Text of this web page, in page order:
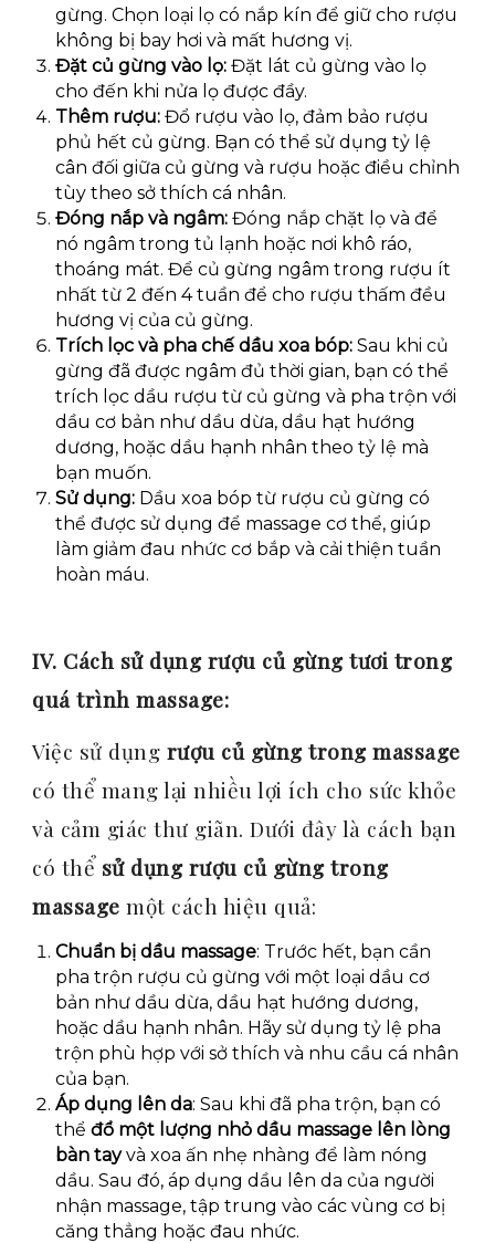
gừng. Chọn loại lọ có nắp kín để giữ cho rượu
không bị bay hơi và mất hương vị.
Đặt củ gừng vào lọ:Đặt lát củ gừng vào lọ
cho đến khi nửa lọ được đầy.
Thêm rượu:Đổ rượu vào lọ, đảm bảo rượu
phủ hết củ gừng. Bạn có thể sử dụng tỷ lệ
cân đối giữa củ gừng và rượu hoặc điều chỉnh
tùy theo sở thích cá nhân.
Đóng nắp và ngâm:Đóng nắp chặt lọ và để
nó ngâm trong tủ lạnh hoặc nơi khô ráo,
thoáng mát. Để củ gừng ngâm trong rượu ít
nhất từ 2 đến 4 tuần để cho rượu thấm đều
hương vị của củ gừng.
Trích lọc và pha chế dầu xoa bóp:Sau khi củ
gừng đã được ngâm đủ thời gian, bạn có thể
trích lọc dầu rượu từ củ gừng và pha trộn với
dầu cơ bản như dầu dừa, dầu hạt hướng
dương, hoặc dầu hạnh nhân theo tỷ lệ mà
bạn muốn.
Sử dụng:Dầu xoa bóp từ rượu củ gừng có
thể được sử dụng để massage cơ thể, giúp
làm giảm đau nhức cơ bắp và cải thiện tuần
hoàn máu.
IV. Cách sử dụng rượu củ gừng tươi trong
quá trình massage:
Việc sử dụng rượu củ gừng trong massage
có thể mang lại nhiều lợi ích cho sức khỏe
và cảm giác thư giãn. Dưới đây là cách bạn
có thể sử dụng rượu củ gừng trong
massage một cách hiệu quả:
Chuẩn bị dầu massage: Trước hết, bạn cần
pha trộn rượu củ gừng với một loại dầu cơ
bản như dầu dừa, dầu hạt hướng dương,
hoặc dầu hạnh nhân. Hãy sử dụng tỷ lệ pha
trộn phù hợp với sở thích và nhu cầu cá nhân
của bạn.
Áp dụng lên da: Sau khi đã pha trộn, bạn có
thể đổ một lượng nhỏ dầu massage lên lòng
bàn tayvà xoa ấn nhẹ nhàng để làm nóng
dầu. Sau đó, áp dụng dầu lên da của người
nhận massage, tập trung vào các vùng cơ bị
căng thẳng hoặc đau nhức.